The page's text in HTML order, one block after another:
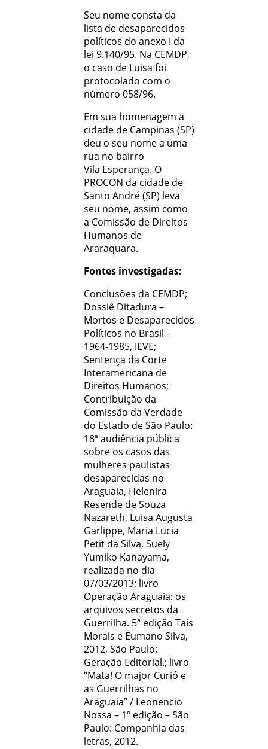
Seu nome consta da
lista de desaparecidos
políticos do anexo I da
lei 9.140/95. Na CEMDP,
o caso de Luisa foi
protocolado com o
número 058/96.
Em sua homenagem a
cidade de Campinas (SP)
deu o seu nome a uma
rua no bairro
Vila Esperança. O
PROCON da cidade de
Santo André (SP) leva
seu nome, assim como
a Comissão de Direitos
Humanos de
Araraquara.
Fontes investigadas:
Conclusões da CEMDP;
Dossiê Ditadura –
Mortos e Desaparecidos
Políticos no Brasil –
1964-1985, IEVE;
Sentença da Corte
Interamericana de
Direitos Humanos;
Contribuição da
Comissão da Verdade
do Estado de São Paulo:
18ª audiência pública
sobre os casos das
mulheres paulistas
desaparecidas no
Araguaia, Helenira
Resende de Souza
Nazareth, Luisa Augusta
Garlippe, Maria Lucia
Petit da Silva, Suely
Yumiko Kanayama,
realizada no dia
07/03/2013; livro
Operação Araguaia: os
arquivos secretos da
Guerrilha. 5ª edição Taís
Morais e Eumano Silva,
2012, São Paulo:
Geração Editorial.; livro
“Mata! O major Curió e
as Guerrilhas no
Araguaia” / Leonencio
Nossa – 1º edição – São
Paulo: Companhia das
letras, 2012.